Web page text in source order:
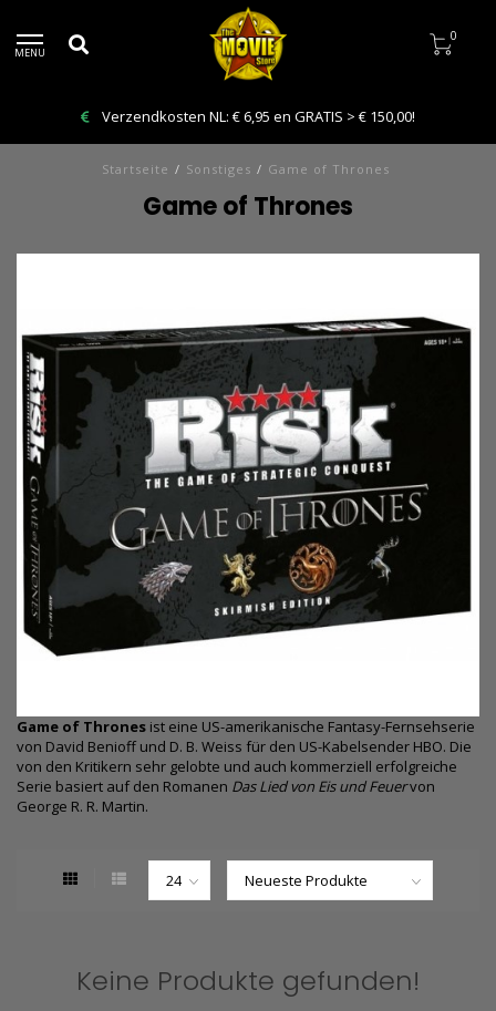
MENU
0
Verzendkosten NL: € 6,95 en GRATIS > € 150,00!
Startseite / Sonstiges / Game of Thrones
Game of Thrones
Game of Thrones ist eine US-amerikanische Fantasy-Fernsehserie
von David Benioff und D. B. Weiss für den US-Kabelsender HBO. Die
von den Kritikern sehr gelobte und auch kommerziell erfolgreiche
Serie basiert auf den Romanen Das Lied von Eis und Feuervon
George R. R. Martin.
Keine Produkte gefunden!